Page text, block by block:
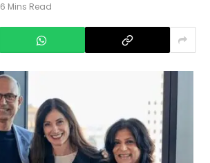
6 Mins Read